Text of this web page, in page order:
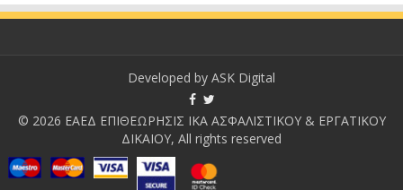
Developed by ASK Digital
© 2026 ΕΑΕΔ ΕΠΙΘΕΩΡΗΣΙΣ ΙΚΑ ΑΣΦΑΛΙΣΤΙΚΟΥ & ΕΡΓΑΤΙΚΟΥ
ΔΙΚΑΙΟΥ, All rights reserved